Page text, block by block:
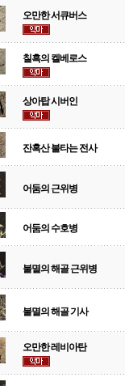
오만한 서큐버스
칠흑의 켈베로스
상아탑 시버인
잔혹산 불타는 전사
어둠의 근위병
어둠의 수호병
불멸의 해골 근위병
불멸의 해골 기사
오만한 레비아탄